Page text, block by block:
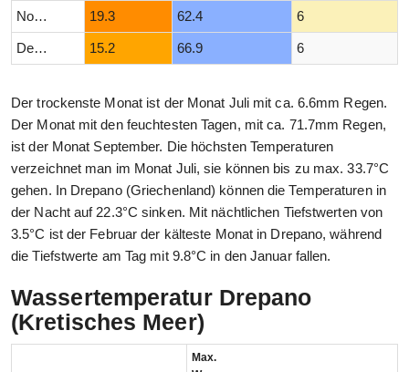
November 19.3 62.4 6
Dezember 15.2 66.9 6
Der trockenste Monat ist der Monat Juli mit ca. 6.6mm Regen.
Der Monat mit den feuchtesten Tagen, mit ca. 71.7mm Regen,
ist der Monat September. Die höchsten Temperaturen
verzeichnet man im Monat Juli, sie können bis zu max. 33.7°C
gehen. In Drepano (Griechenland) können die Temperaturen in
der Nacht auf 22.3°C sinken. Mit nächtlichen Tiefstwerten von
3.5°C ist der Februar der kälteste Monat in Drepano, während
die Tiefstwerte am Tag mit 9.8°C in den Januar fallen.
Wassertemperatur Drepano
(Kretisches Meer)
Max.